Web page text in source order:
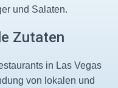
und Salaten.
Zutaten
in Las Vegas
von lokalen und